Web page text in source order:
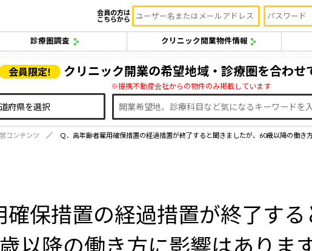
会員の方は
こちらから
診療圏調査 クリニック開業物件情報
会員限定! クリニック開業の希望地域・診療圏を合わせ
※提携不動産会社からの物件のみ掲載しています
コンテンツ Ｑ．高年齢者雇用確保措置の経過措置が終了すると聞きましたが、60歳以降の働き
保措置の経過措置が終了する
以降の働き方に影響はありま